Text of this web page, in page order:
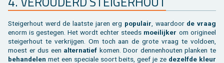
Stei­ger­hout werd de laat­ste jaren erg po­pu­lair , waar­door de vraag
enorm is ge­ste­gen. Het wordt ech­ter steeds moei­lij­ker om ori­gi­neel
stei­ger­hout te ver­krij­gen. Om toch aan de grote vraag te vol­doen,
moest er dus een al­ter­na­tief komen. Door den­nen­hou­ten plan­ken te
be­han­de­len met een spe­ci­a­le soort beits, geef je ze de­zelf­de kleur